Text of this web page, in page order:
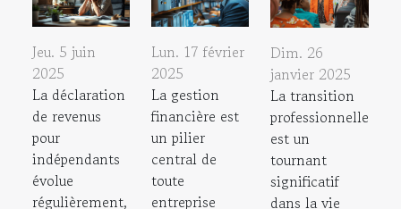
Jeu. 5 juin
2025
La déclaration
de revenus
pour
indépendants
évolue
régulièrement,
Lun. 17 février
2025
La gestion
financière est
un pilier
central de
toute
entreprise
Dim. 26
janvier 2025
La transition
professionnelle
est un
tournant
significatif
dans la vie